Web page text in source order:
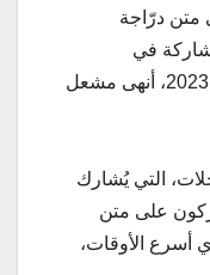
متن درّاجة
في
الاستحقاق الأكبر والأهم، رالي داكار 2023، أنهى مشعل
التي يُشارك
على متن
أسرع الأوقات،